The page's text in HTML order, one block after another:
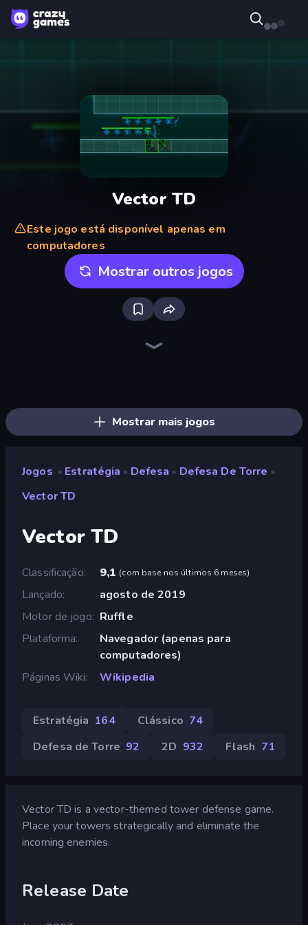
Vector TD
Este jogo está disponível apenas em
computadores
Mostrar outros jogos
Mostrar mais jogos
Jogos » Estratégia » Defesa » Defesa De Torre »
Vector TD
Vector TD
Classificação 9,1 (com base nos últimos 6 meses)
Lançado
agosto de 2019
Motor de jogo Ruffle
Plataforma
Navegador (apenas para
computadores)
Páginas Wiki
Wikipedia
Estratégia 164 Clássico 74
Defesa de Torre 92 2D 932 Flash 71
Vector TD is a vector-themed tower defense game.
Place your towers strategically and eliminate the
incoming enemies.
Release Date